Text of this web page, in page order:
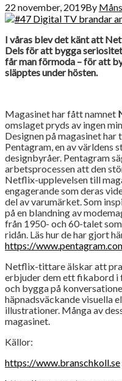
22 november, 2019By
I våras blev det känt att
Dels för att bygga
får man förmoda – för att
släpptes under hösten.
Magasinet har fått namnet
omslaget pryds av ingen
Designen på magasinet
Pentagram, en av världens
designbyråer. Pentagram
arbetsprocessen att den
Netflix-upplevelsen till
engagerande som deras
del av varumärket. Som
på en blandning av
från 1950- och 60-talet
ridån. Läs hur de har gjort
https://
Netflix-tittare älskar att
erbjuder dem ett fikabord i
och bygga på
häpnadsväckande visuella
illustrationer. Många av
magasinet.
Källor:
https://www.branschkoll.se